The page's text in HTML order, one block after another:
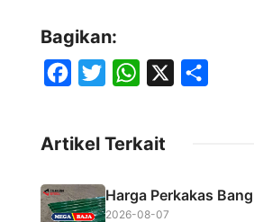
Bagikan:
e
b
o
t
e
W
t
A
Artikel Terkait
Harga Perkakas
2026-08-07